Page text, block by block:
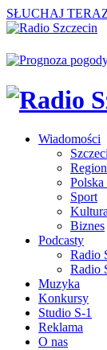
SŁUCHAJ
Wiadomości
Region
Sport
Kultura
Biznes
Podcasty
Radio
Radio
Muzyka
Konkursy
Studio S-1
Reklama
O nas